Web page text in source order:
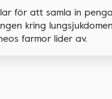
för att samla in
kring
farmor lider av.